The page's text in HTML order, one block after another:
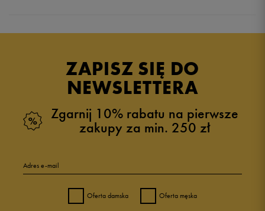
ZAPISZ SIĘ DO
NEWSLETTERA
Zgarnij 10% rabatu na pierwsze
zakupy za min. 250 zł
Adres e-mail
Oferta damska Oferta męska